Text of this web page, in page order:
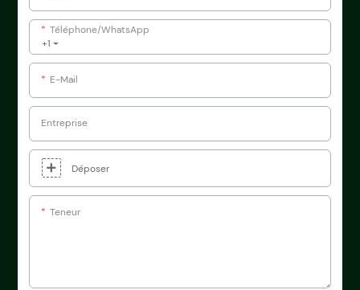
+1
Téléphone/WhatsApp
E-Mail
Entreprise
Déposer
Teneur